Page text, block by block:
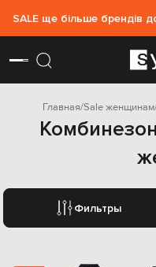
SALE ще більше брендів
Главная Sale женщинам
Фильтры